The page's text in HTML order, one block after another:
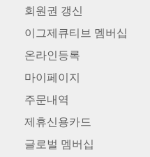
회원권 갱신
이그제큐티브 멤버십
온라인등록
마이페이지
주문내역
제휴신용카드
글로벌 멤버십